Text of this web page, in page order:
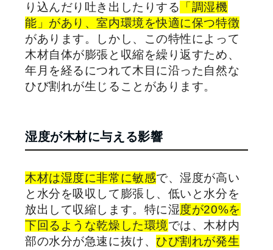
り込んだり吐き出したりする
「調湿機
能」があり、室内環境を快適に保つ特徴
があります。しかし、この特性によって
木材自体が膨張と収縮を繰り返すため、
年月を経るにつれて木目に沿った自然な
ひび割れが生じることがあります。
湿度が木材に与える影響
木材は湿度に非常に敏感で、湿度が高い
と水分を吸収して膨張し、低いと水分を
放出して収縮します。特に湿度が20%を
下回るような乾燥した環境では、木材内
部の水分が急速に抜け、 ひび割れが発生